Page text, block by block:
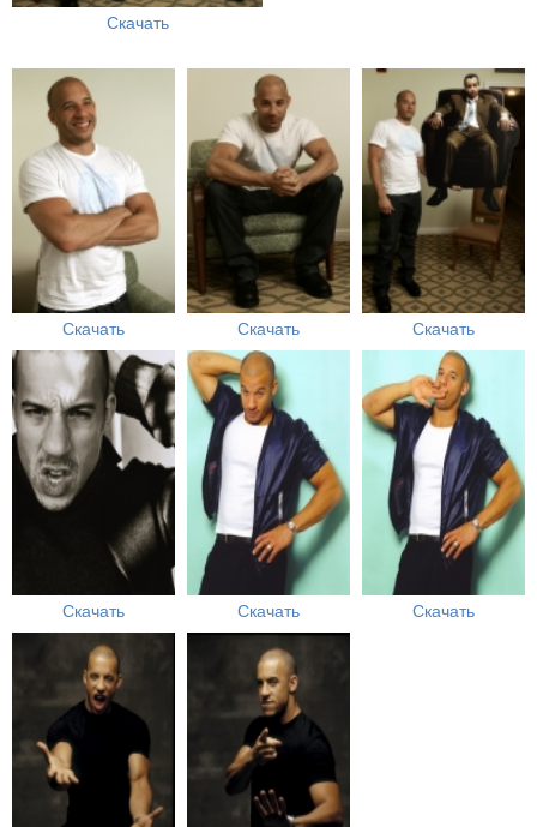
Скачать
Скачать Скачать Скачать
Скачать Скачать Скачать